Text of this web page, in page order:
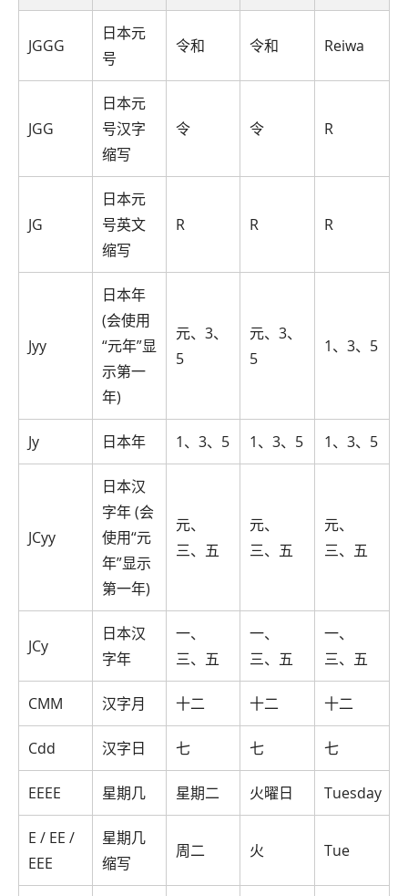
JGGG
日本元
号
令和 令和 Reiwa
JGG
日本元
号汉字
缩写
令 令 R
JG
日本元
号英文
缩写
R R R
Jyy
日本年
(会使用
“元年”显
示第一
年)
元、3、
5
元、3、
5
1、3、5
Jy 日本年 1、3、5 1、3、5 1、3、5
JCyy
日本汉
字年 (会
使用“元
年”显示
第一年)
元、
三、五
元、
三、五
元、
三、五
JCy
日本汉
字年
一、
三、五
一、
三、五
一、
三、五
CMM 汉字月 十二 十二 十二
Cdd 汉字日 七 七 七
EEEE 星期几 星期二 火曜日 Tuesday
E / EE /
EEE
星期几
缩写
周二 火 Tue